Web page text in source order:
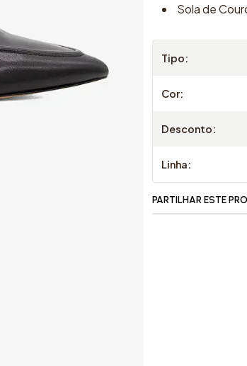
Sola de
Tipo:
Cor:
Desconto:
Linha:
PARTILHAR ESTE